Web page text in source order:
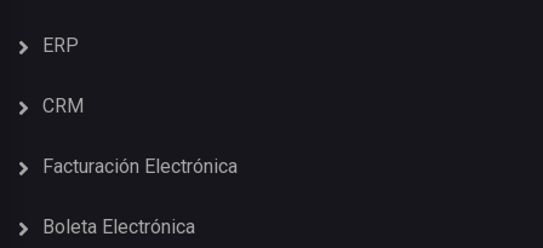
ERP
CRM
Facturación Electrónica
Boleta Electrónica